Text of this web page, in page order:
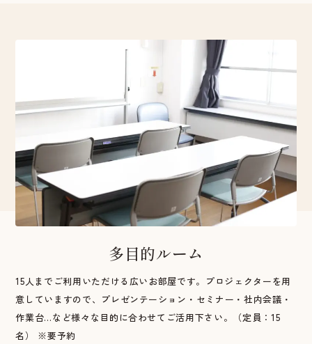
多目的ルーム
15人までご利用いただける広いお部屋です。プロジェクターを用
意していますので、プレゼンテーション・セミナー・社内会議・
作業台…など様々な目的に合わせてご活用下さい。（定員：15
名） ※要予約